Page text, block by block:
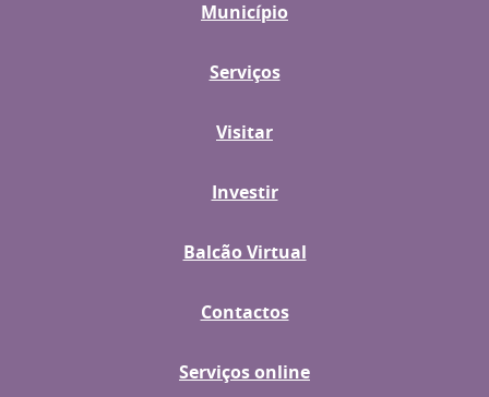
Município
Serviços
Visitar
Investir
Balcão Virtual
Contactos
Serviços online